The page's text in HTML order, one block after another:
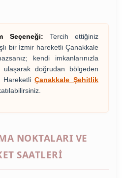
Seçeneği: Tercih ettiğiniz
bir İzmir hareketli Çanakkale
kendi imkanlarınızla
ulaşarak doğrudan bölgeden
HareketliÇanakkale Şehitlik
NOKTALARI VE
SAATLERI